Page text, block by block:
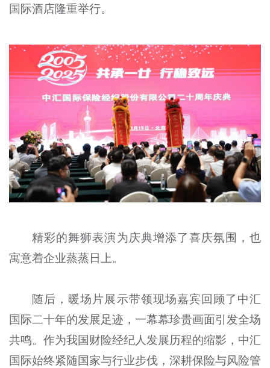
国际酒店隆重举行。
精彩的舞狮表演为庆典增添了喜庆氛围，也
寓意着企业蒸蒸日上。
随后，暖场片展示带领现场嘉宾回顾了中汇
国际二十年的发展足迹，一幕幕珍贵画面引发全场
共鸣。作为我国财险经纪人发展历程的缩影，中汇
国际始终紧随国家与行业步伐，深耕保险与风险管